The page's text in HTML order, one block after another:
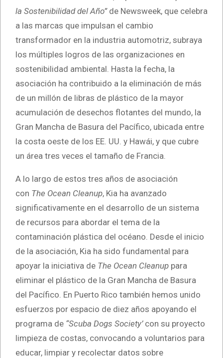
la Sostenibilidad del Año”de Newsweek, que celebra
a las marcas que impulsan el cambio
transformador en la industria automotriz, subraya
los múltiples logros de las organizaciones en
sostenibilidad ambiental. Hasta la fecha, la
asociación ha contribuido a la eliminación de más
de un millón de libras de plástico de la mayor
acumulación de desechos flotantes del mundo, la
Gran Mancha de Basura del Pacífico, ubicada entre
la costa oeste de los EE. UU. y Hawái, y que cubre
un área tres veces el tamaño de Francia.
A lo largo de estos tres años de asociación
con The Ocean Cleanup, Kia ha avanzado
significativamente en el desarrollo de un sistema
de recursos para abordar el tema de la
contaminación plástica del océano. Desde el inicio
de la asociación, Kia ha sido fundamental para
apoyar la iniciativa de The Ocean Cleanup para
eliminar el plástico de la Gran Mancha de Basura
del Pacífico. En Puerto Rico también hemos unido
esfuerzos por espacio de diez años apoyando el
programa de “Scuba Dogs Society’con su proyecto
limpieza de costas, convocando a voluntarios para
educar, limpiar y recolectar datos sobre